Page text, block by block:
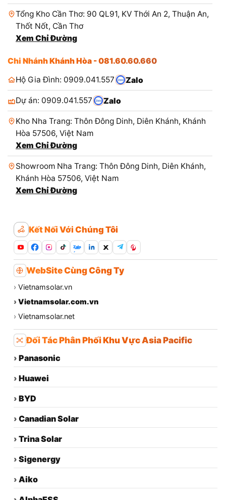
Tổng Kho Cần Thơ: 90 QL91, KV Thới An 2, Thuận An,
Thốt Nốt, Cần Thơ
Xem Chỉ Đường
Chi Nhánh Khánh Hòa - 081.60.60.660
Hộ Gia Đình: 0909.041.557
Zalo
Dự án: 0909.041.557 Zalo
Kho Nha Trang: Thôn Đông Dinh, Diên Khánh, Khánh
Hòa 57506, Việt Nam
Xem Chỉ Đường
Showroom Nha Trang: Thôn Đông Dinh, Diên Khánh,
Khánh Hòa 57506, Việt Nam
Xem Chỉ Đường
Kết Nối Với Chúng Tôi
Zalo
WebSite Cùng Công Ty
› Vietnamsolar.vn
› Vietnamsolar.com.vn
› Vietnamsolar.net
Đối Tác Phân Phối Khu Vực Asia Pacific
› Panasonic
› Huawei
› BYD
› Canadian Solar
› Trina Solar
› Sigenergy
› Aiko